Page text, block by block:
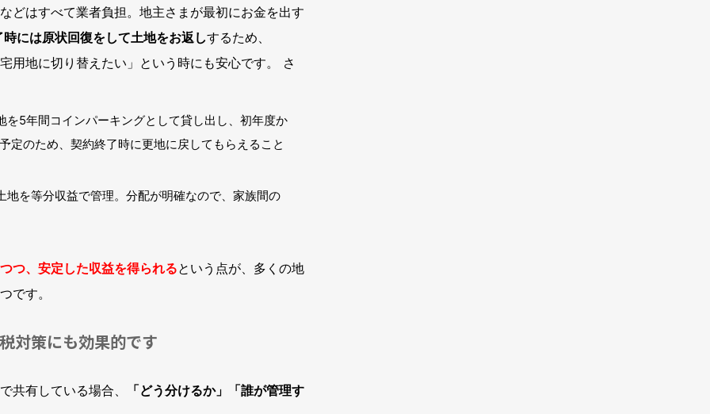
どはすべて業者負担。地主さまが最初にお金を出す
時には原状回復をして土地をお返しするため、
用地に切り替えたい」という時にも安心です。 さ
を5年間コインパーキングとして貸し出し、初年度か
定のため、契約終了時に更地に戻してもらえること
地を等分収益で管理。分配が明確なので、家族間の
つ、安定した収益を得られるという点が、多くの地
です。
対策にも効果的です
共有している場合、
「どう分けるか」「誰が管理す